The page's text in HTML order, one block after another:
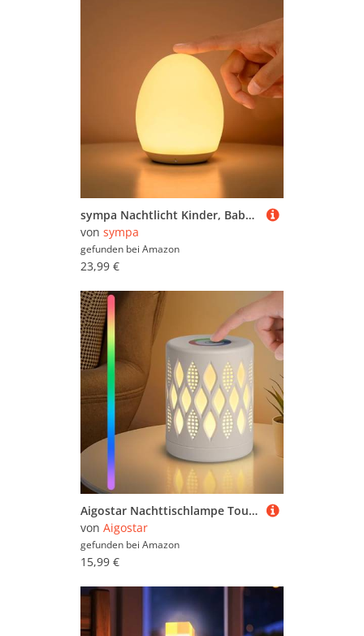
sympa Nachtlicht Kinder, Baby Stilllicht Dimmbar mit 8 Farbwechsel
von sympa
gefunden bei Amazon
23,99 €
Aigostar Nachttischlampe Touch Dimmbar, NachtLicht Kinder mit 256 RGB Farben & Warmweiß, Tischlampe Kabellos USB Aufladbar für Schlafzimmer Wohnzimmer
von Aigostar
gefunden bei Amazon
15,99 €